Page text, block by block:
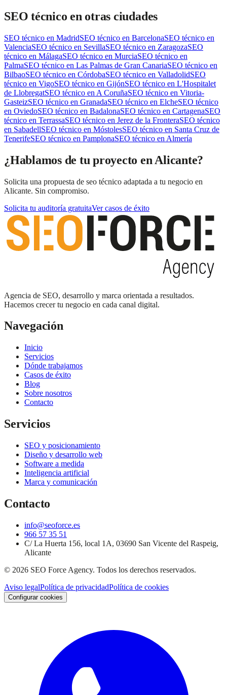
SEO técnico en otras ciudades
SEO técnico en MadridSEO técnico en BarcelonaSEO técnico en
ValenciaSEO técnico en SevillaSEO técnico en ZaragozaSEO
técnico en MálagaSEO técnico en MurciaSEO técnico en
PalmaSEO técnico en Las Palmas de Gran CanariaSEO técnico en
BilbaoSEO técnico en CórdobaSEO técnico en ValladolidSEO
técnico en VigoSEO técnico en GijónSEO técnico en L'Hospitalet
de LlobregatSEO técnico en A CoruñaSEO técnico en Vitoria-
GasteizSEO técnico en GranadaSEO técnico en ElcheSEO técnico
en OviedoSEO técnico en BadalonaSEO técnico en CartagenaSEO
técnico en TerrassaSEO técnico en Jerez de la FronteraSEO técnico
en SabadellSEO técnico en MóstolesSEO técnico en Santa Cruz de
TenerifeSEO técnico en PamplonaSEO técnico en Almería
¿Hablamos de tu proyecto en Alicante?
Solicita una propuesta de seo técnico adaptada a tu negocio en
Alicante. Sin compromiso.
Solicita tu auditoría gratuitaVer casos de éxito
Agencia de SEO, desarrollo y marca orientada a resultados.
Hacemos crecer tu negocio en cada canal digital.
Navegación
Inicio
Servicios
Dónde trabajamos
Casos de éxito
Blog
Sobre nosotros
Contacto
Servicios
SEO y posicionamiento
Diseño y desarrollo web
Software a medida
Inteligencia artificial
Marca y comunicación
Contacto
info@seoforce.es
966 57 35 51
C/ La Huerta 156, local 1A, 03690 San Vicente del Raspeig,
Alicante
© 2026 SEO Force Agency. Todos los derechos reservados.
Aviso legalPolítica de privacidadPolítica de cookies
Configurar cookies